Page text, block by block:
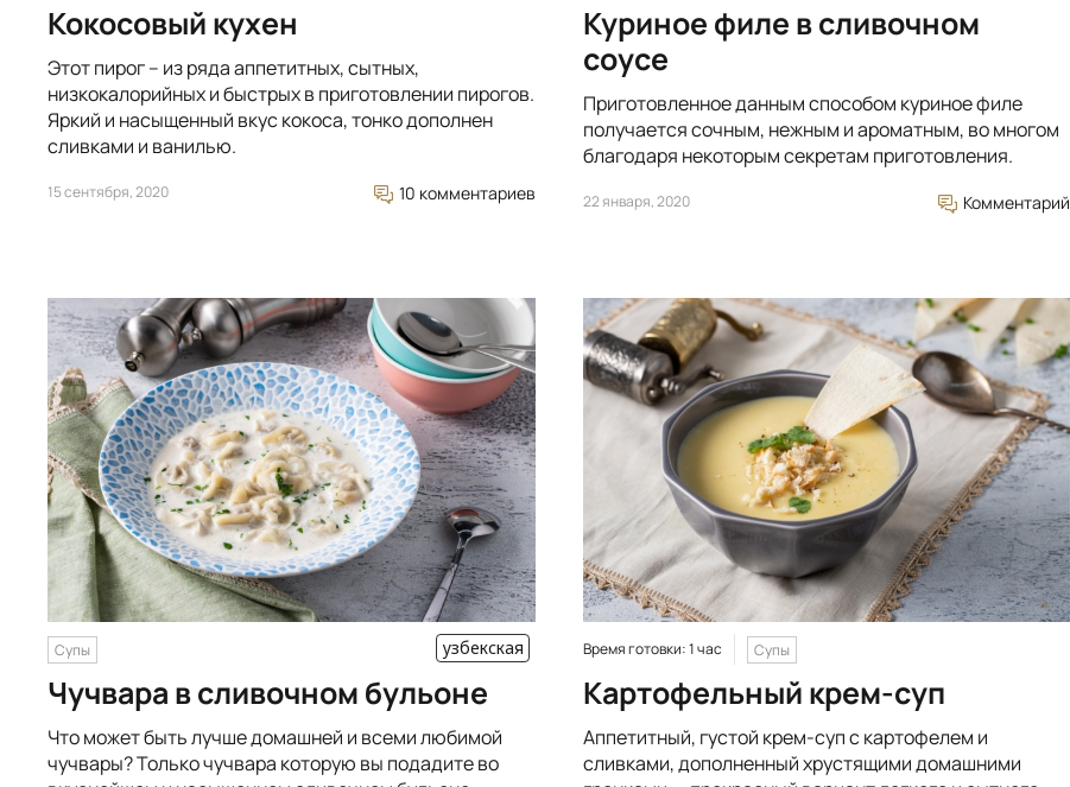
Кокосовый кухен
Этот пирог – из ряда аппетитных, сытных,
низкокалорийных и быстрых в приготовлении пирогов.
Яркий и насыщенный вкус кокоса, тонко дополнен
сливками и ванилью.
15 сентября, 2020 10 комментариев
Куриное филе в сливочном
соусе
Приготовленное данным способом куриное филе
получается сочным, нежным и ароматным, во многом
благодаря некоторым секретам приготовления.
22 января, 2020 Комментарий
Супы узбекская
Чучвара в сливочном бульоне
Что может быть лучше домашней и всеми любимой
чучвары? Только чучвара которую вы подадите во
Время готовки: 1 час Супы
Картофельный крем-суп
Аппетитный, густой крем-суп с картофелем и
сливками, дополненный хрустящими домашними